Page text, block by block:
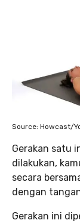
Source: Howcast/
Gerakan satu
dilakukan,
secara
dengan
Gerakan ini